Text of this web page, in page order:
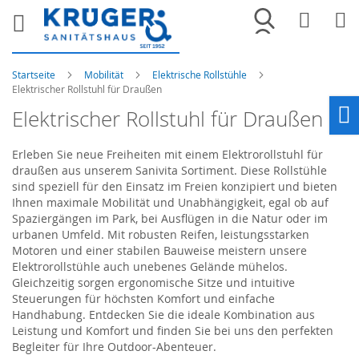
Merkliste
Startseite Mobilität
Elektrische Rollstühle
Elektrischer Rollstuhl für Draußen
Elektrischer Rollstuhl für Draußen
Erleben Sie neue Freiheiten mit einem Elektrorollstuhl für
draußen aus unserem Sanivita Sortiment. Diese Rollstühle
sind speziell für den Einsatz im Freien konzipiert und bieten
Ihnen maximale Mobilität und Unabhängigkeit, egal ob auf
Spaziergängen im Park, bei Ausflügen in die Natur oder im
urbanen Umfeld. Mit robusten Reifen, leistungsstarken
Motoren und einer stabilen Bauweise meistern unsere
Elektrorollstühle auch unebenes Gelände mühelos.
Gleichzeitig sorgen ergonomische Sitze und intuitive
Steuerungen für höchsten Komfort und einfache
Handhabung. Entdecken Sie die ideale Kombination aus
Leistung und Komfort und finden Sie bei uns den perfekten
Begleiter für Ihre Outdoor-Abenteuer.